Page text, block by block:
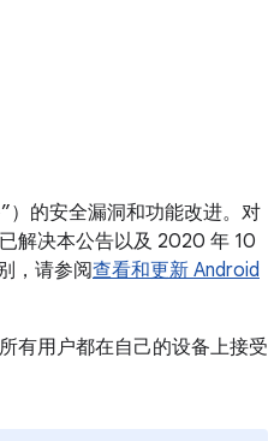
）的安全漏洞和功能改进。对
解决本公告以及 2020 年 10
，请参阅查看和更新 Android
有用户都在自己的设备上接受